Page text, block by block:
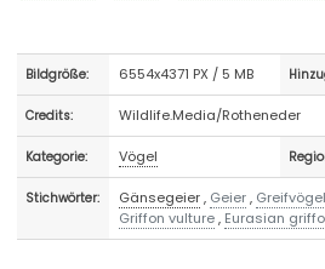
Bildgröße: 6554x4371 PX / 5 MB
Credits: Wildlife.Media/Rotheneder
Kategorie: Vögel
Stichwörter: Gänsegeier, Geier, Greifvögel
Griffon vulture, Eurasian